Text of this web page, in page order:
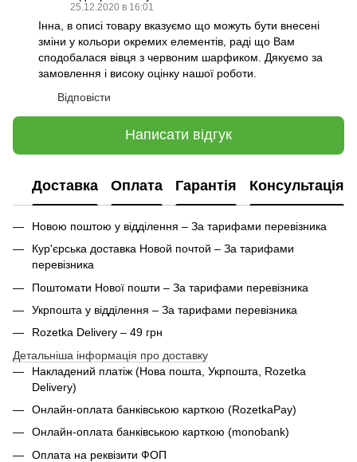
25.12.2020 в 16:01
Інна, в описі товару вказуємо що можуть бути внесені
зміни у кольори окремих елементів, раді що Вам
сподобалася вівця з червоним шарфиком. Дякуємо за
замовлення і високу оцінку нашої роботи.
Відповісти
Написати відгук
Доставка Оплата Гарантія Консультація
Новою поштою у відділення – За тарифами перевізника
Кур'єрська доставка Новой почтой – За тарифами
перевізника
Поштомати Нової пошти – За тарифами перевізника
Укрпошта у відділення – За тарифами перевізника
Rozetka Delivery – 49 грн
Детальніша інформація про доставку
Накладений платіж (Нова пошта, Укрпошта, Rozetka
Delivery)
Онлайн-оплата банківською карткою (RozetkaPay)
Онлайн-оплата банківською карткою (monobank)
Оплата на реквізити ФОП